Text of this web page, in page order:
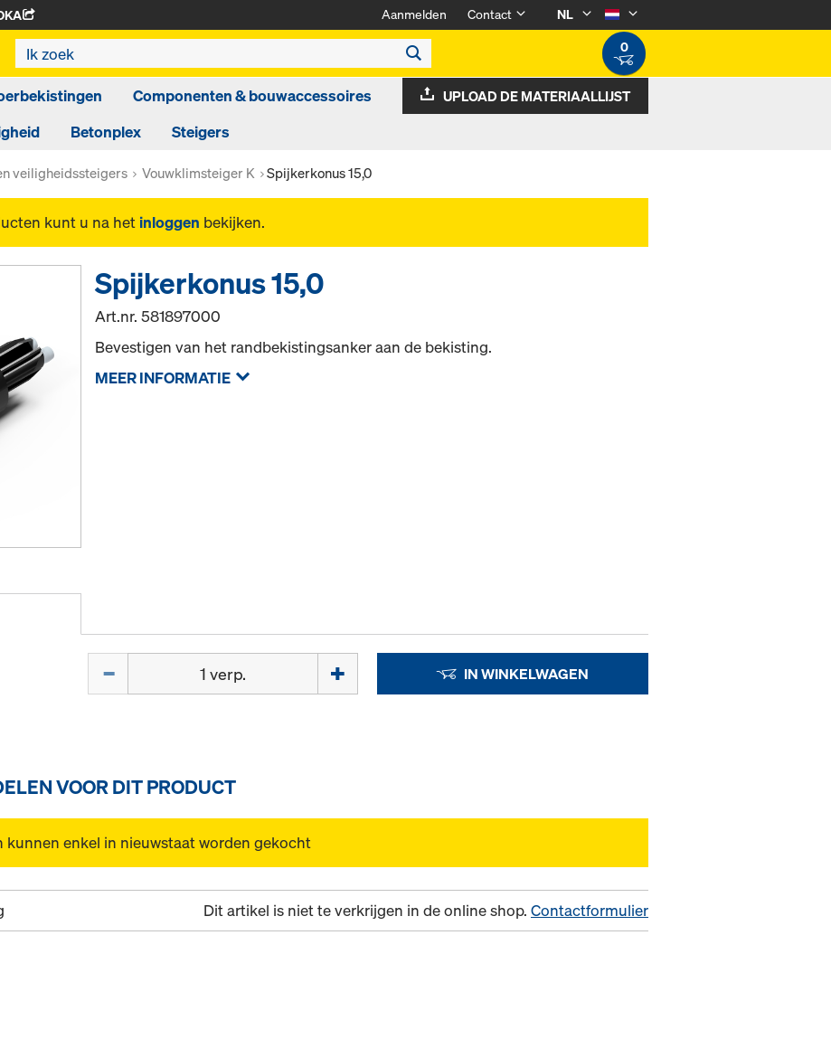
Aanmelden Contact
NL
0
Componenten & bouwaccessoires
Betonplex Steigers
UPLOAD DE MATERIAALLIJST
veiligheidssteigers Vouwklimsteiger K Spijkerkonus 15,0
kunt u na het inloggen bekijken.
Spijkerkonus 15,0
Art.nr.581897000
Bevestigen van het randbekistingsanker aan de bekisting.
MEER INFORMATIE
IN WINKELWAGEN
VOOR DIT PRODUCT
enkel in nieuwstaat worden gekocht
Dit artikel is niet te verkrijgen in de online shop. Contactformulier